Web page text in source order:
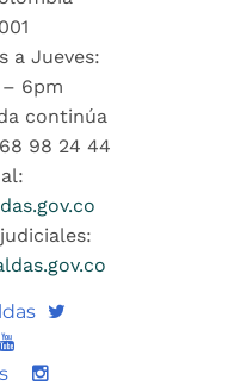
a Jueves:
6pm
continúa
98 24 44
Twitter
Youtube